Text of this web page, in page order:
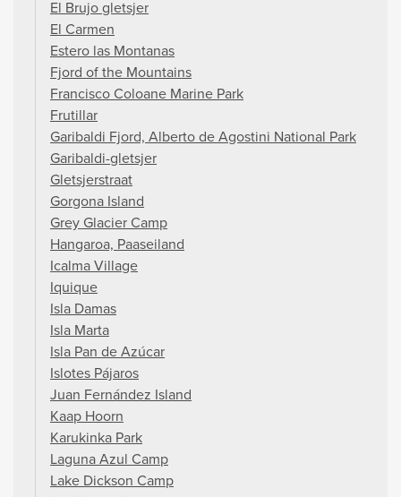
El Brujo gletsjer
El Carmen
Estero las Montanas
Fjord of the Mountains
Francisco Coloane Marine Park
Frutillar
Garibaldi Fjord, Alberto de Agostini National Park
Garibaldi-gletsjer
Gletsjerstraat
Gorgona Island
Grey Glacier Camp
Hangaroa, Paaseiland
Icalma Village
Iquique
Isla Damas
Isla Marta
Isla Pan de Azúcar
Islotes Pájaros
Juan Fernández Island
Kaap Hoorn
Karukinka Park
Laguna Azul Camp
Lake Dickson Camp